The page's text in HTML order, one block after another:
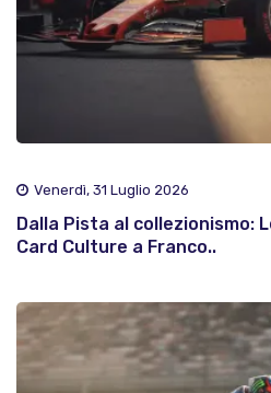
Venerdì, 31 Luglio 2026
Dalla Pista al collezionismo:
Card Culture a Franco..